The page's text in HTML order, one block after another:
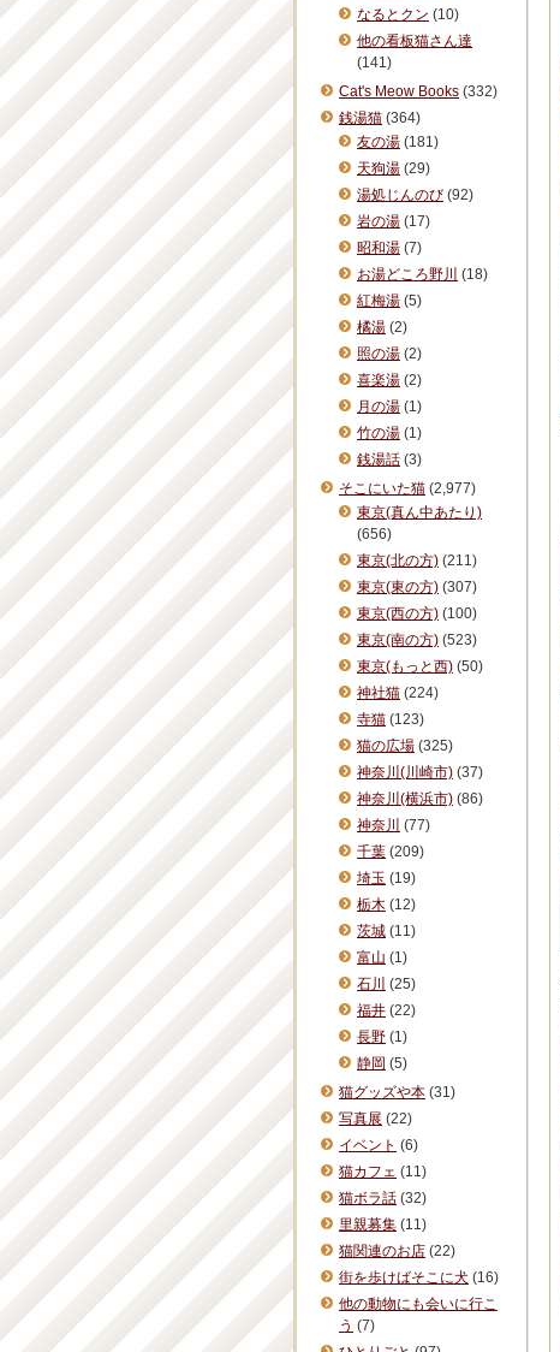
なるとクン (10)
他の看板猫さん達
(141)
Cat's Meow Books (332)
銭湯猫 (364)
友の湯 (181)
天狗湯 (29)
湯処じんのび (92)
岩の湯 (17)
昭和湯 (7)
お湯どころ野川 (18)
紅梅湯 (5)
橘湯 (2)
照の湯 (2)
喜楽湯 (2)
月の湯 (1)
竹の湯 (1)
銭湯話 (3)
そこにいた猫 (2,977)
東京(真ん中あたり)
(656)
東京(北の方) (211)
東京(東の方) (307)
東京(西の方) (100)
東京(南の方) (523)
東京(もっと西) (50)
神社猫 (224)
寺猫 (123)
猫の広場 (325)
神奈川(川崎市) (37)
神奈川(横浜市) (86)
神奈川 (77)
千葉 (209)
埼玉 (19)
栃木 (12)
茨城 (11)
富山 (1)
石川 (25)
福井 (22)
長野 (1)
静岡 (5)
猫グッズや本 (31)
写真展 (22)
イベント (6)
猫カフェ (11)
猫ボラ話 (32)
里親募集 (11)
猫関連のお店 (22)
街を歩けばそこに犬 (16)
他の動物にも会いに行こ
う (7)